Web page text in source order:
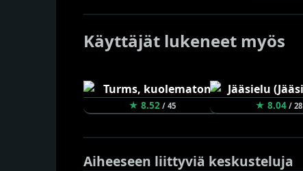
Käyttäjät lukeneet myös
★ 8.52/ 45 ★ 8.04/ 28
Aiheeseen liittyviä keskusteluja